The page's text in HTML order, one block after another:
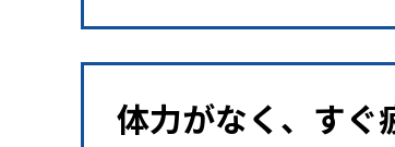
体力がなく、すぐ